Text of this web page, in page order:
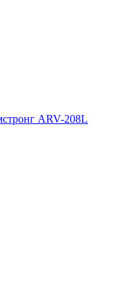
ARV-208L